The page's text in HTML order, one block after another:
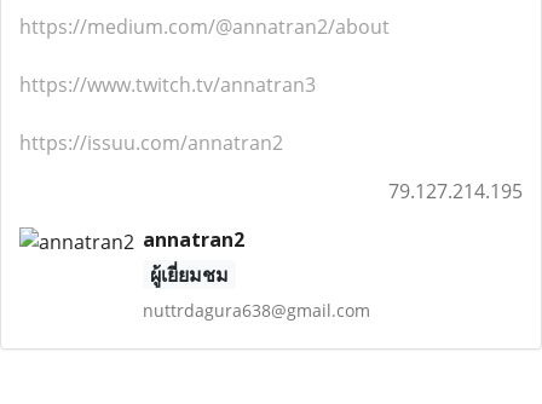
https://medium.com/@annatran2/about
https://www.twitch.tv/annatran3
https://issuu.com/annatran2
79.127.214.195
annatran2
ผู้เยี่ยมชม
nuttrdagura638@gmail.com